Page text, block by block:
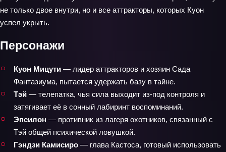
не только двое внутри, но и все аттракторы, которых Куон
успел укрыть.
Персонажи
Куон Мицути — лидер аттракторов и хозяин Сада
Фантазиума, пытается удержать базу в тайне.
Тэй — телепатка, чья сила выходит из-под контроля и
затягивает её в сонный лабиринт воспоминаний.
Эпсилон — противник из лагеря охотников, связанный с
Тэй общей психической ловушкой.
Гэндзи Камисиро — глава Кастоса, готовый использовать